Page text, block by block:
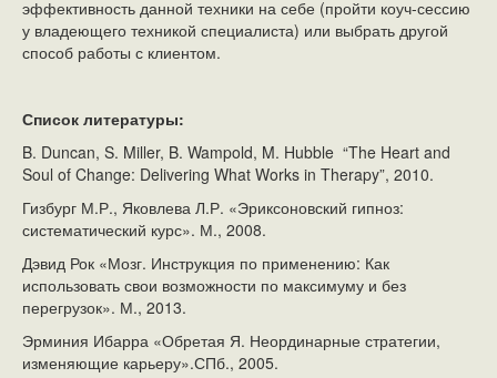
эффективность данной техники на себе (пройти коуч-сессию
у владеющего техникой специалиста) или выбрать другой
способ работы с клиентом.
Список литературы:
B. Duncan, S. Miller, B. Wampold, M. Hubble “The Heart and
Soul of Change: Delivering What Works in Therapy”, 2010.
Гизбург М.Р., Яковлева Л.Р. «Эриксоновский гипноз:
систематический курс». М., 2008.
Дэвид Рок «Мозг. Инструкция по применению: Как
использовать свои возможности по максимуму и без
перегрузок». М., 2013.
Эрминия Ибарра «Обретая Я. Неординарные стратегии,
изменяющие карьеру».СПб., 2005.